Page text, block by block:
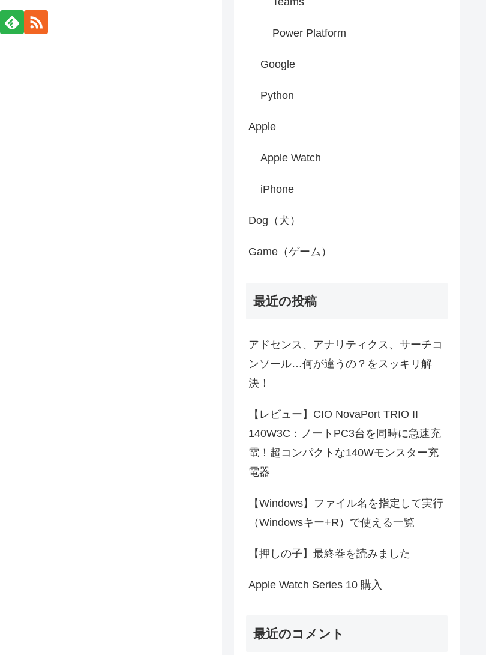
Power Platform
Google
Python
Apple
Apple Watch
iPhone
Dog（犬）
Game（ゲーム）
最近の投稿
アドセンス、アナリティクス、サーチコ
ンソール…何が違うの？をスッキリ解
決！
【レビュー】CIO NovaPort TRIO II
140W3C：ノートPC3台を同時に急速充
電！超コンパクトな140Wモンスター充
電器
【Windows】ファイル名を指定して実行
（Windowsキー+R）で使える一覧
【押しの子】最終巻を読みました
Apple Watch Series 10 購入
最近のコメント